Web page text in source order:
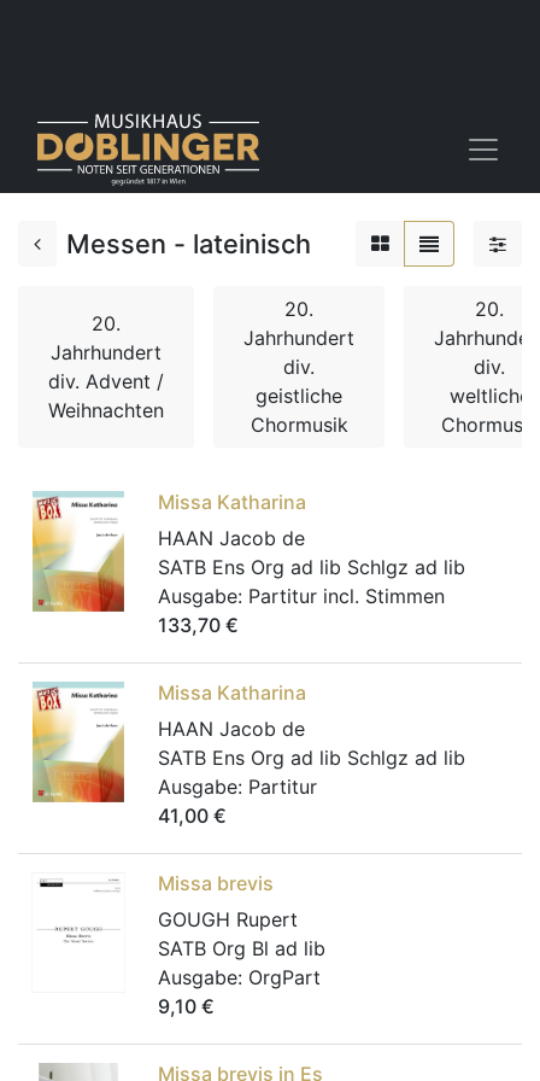
Messen - lateinisch
20.
Jahrhundert
div. Advent /
Weihnachten
20.
Jahrhundert
div.
geistliche
Chormusik
20.
div.
weltliche
Chormusik
Missa Katharina
HAAN Jacob de
SATB Ens Org ad lib Schlgz ad lib
Ausgabe: Partitur incl. Stimmen
133,70 €
Missa Katharina
HAAN Jacob de
SATB Ens Org ad lib Schlgz ad lib
Ausgabe: Partitur
41,00 €
Missa brevis
GOUGH Rupert
SATB Org Bl ad lib
Ausgabe: OrgPart
9,10 €
Missa brevis in Es